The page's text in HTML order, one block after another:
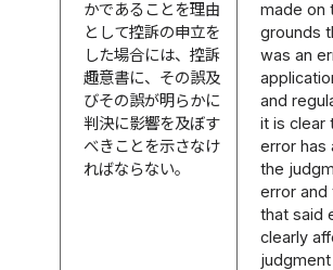
かであることを理由
として控訴の申立を
した場合には、控訴
趣意書に、その誤及
びその誤が明らかに
判決に影響を及ぼす
べきことを示さなけ
ればならない。
made on
grounds
was an
and
it is clear
error has
the
error and
that said
clearly